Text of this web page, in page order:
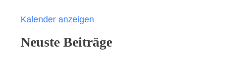
Kalender anzeigen
Neuste Beiträge